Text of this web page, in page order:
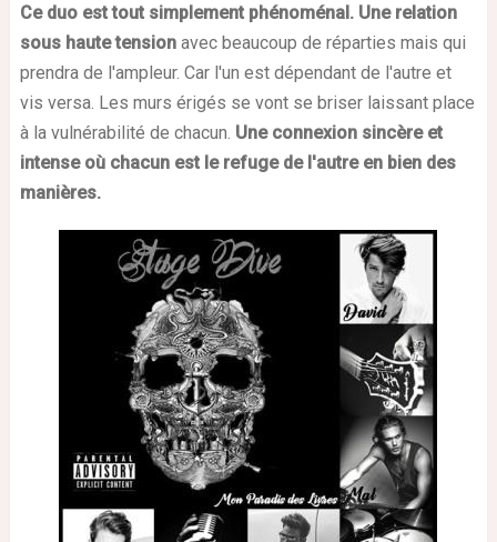
Ce duo est tout simplement phénoménal. Une relation
sous haute tensionavec beaucoup de réparties mais qui
prendra de l'ampleur. Car l'un est dépendant de l'autre et
vis versa. Les murs érigés se vont se briser laissant place
à la vulnérabilité de chacun. Une connexion sincère et
intense où chacun est le refuge de l'autre en bien des
manières.